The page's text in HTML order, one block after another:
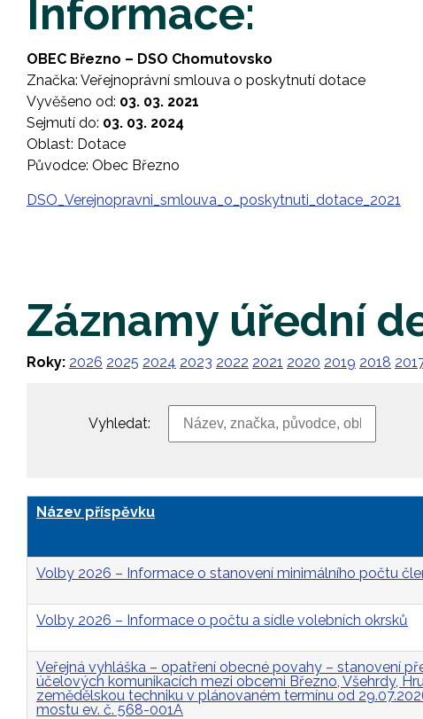
Informace:
OBEC Březno – DSO Chomutovsko
Značka: Veřejnoprávní smlouva o poskytnutí dotace
Vyvěšeno od: 03. 03. 2021
Sejmutí do: 03. 03. 2024
Oblast: Dotace
Původce: Obec Březno
DSO_Verejnopravni_smlouva_o_poskytnuti_dotace_2021
Záznamy úřední
Roky: 2026 2025 2024 2023 2022 2021 2020 2019 2018
Vyhledat:
Název příspěvku
Volby 2026 – Informace o stanovení minimálního počtu
Volby 2026 – Informace o počtu a sídle volebních okrsků
Veřejná vyhláška – opatření obecné povahy – stanovení
účelových komunikacích mezi obcemi Březno, Všehrdy,
zemědělskou techniku v plánovaném termínu od
mostu ev. č. 568-001A